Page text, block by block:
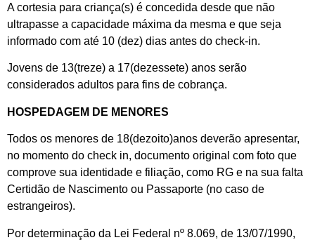
A cortesia para criança(s) é concedida desde que não
ultrapasse a capacidade máxima da mesma e que seja
informado com até 10 (dez) dias antes do check-in.
Jovens de 13(treze) a 17(dezessete) anos serão
considerados adultos para fins de cobrança.
HOSPEDAGEM DE MENORES
Todos os menores de 18(dezoito)anos deverão apresentar,
no momento do check in, documento original com foto que
comprove sua identidade e filiação, como RG e na sua falta
Certidão de Nascimento ou Passaporte (no caso de
estrangeiros).
Por determinação da Lei Federal nº 8.069, de 13/07/1990,